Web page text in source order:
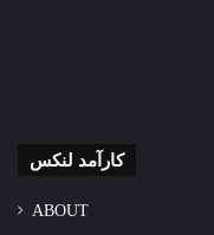
کارآمد لنکس
ABOUT